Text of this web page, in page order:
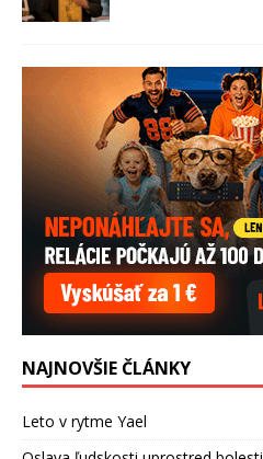
NAJNOVŠIE ČLÁNKY
Leto v rytme Yael